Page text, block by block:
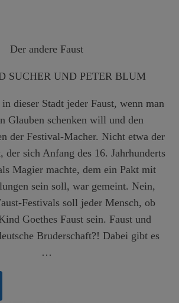
Der andere Faust
SUCHER UND PETER BLUM
dieser Stadt jeder Faust, wenn man
Glauben schenken will und den
der Festival-Macher. Nicht etwa der
der sich Anfang des 16. Jahrhunderts
Magier machte, dem ein Pakt mit
sein soll, war gemeint. Nein,
Festivals soll jeder Mensch, ob
Goethes Faust sein. Faust und
Bruderschaft?! Dabei gibt es
…